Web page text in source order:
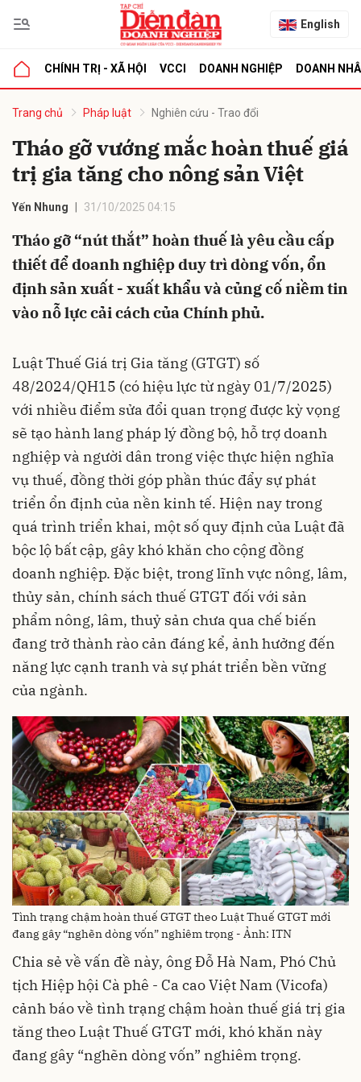
English
CHÍNH TRỊ - XÃ HỘI VCCI DOANH NGHIỆP DOANH
Trang chủ Pháp luật Nghiên cứu - Trao đổi
Tháo gỡ vướng mắc hoàn thuế giá
trị gia tăng cho nông sản Việt
Yến Nhung 31/10/2025 04:15
Tháo gỡ “nút thắt” hoàn thuế là yêu cầu cấp
thiết để doanh nghiệp duy trì dòng vốn, ổn
định sản xuất - xuất khẩu và củng cố niềm tin
vào nỗ lực cải cách của Chính phủ.
Luật Thuế Giá trị Gia tăng (GTGT) số
48/2024/QH15 (có hiệu lực từ ngày 01/7/2025)
với nhiều điểm sửa đổi quan trọng được kỳ vọng
sẽ tạo hành lang pháp lý đồng bộ, hỗ trợ doanh
nghiệp và người dân trong việc thực hiện nghĩa
vụ thuế, đồng thời góp phần thúc đẩy sự phát
triển ổn định của nền kinh tế. Hiện nay trong
quá trình triển khai, một số quy định của Luật đã
bộc lộ bất cập, gây khó khăn cho cộng đồng
doanh nghiệp. Đặc biệt, trong lĩnh vực nông, lâm,
thủy sản, chính sách thuế GTGT đối với sản
phẩm nông, lâm, thuỷ sản chưa qua chế biến
đang trở thành rào cản đáng kể, ảnh hưởng đến
năng lực cạnh tranh và sự phát triển bền vững
của ngành.
Tình trạng chậm hoàn thuế GTGT theo Luật Thuế GTGT mới
đang gây “nghẽn dòng vốn” nghiêm trọng - Ảnh: ITN
Chia sẻ về vấn đề này, ông Đỗ Hà Nam, Phó Chủ
tịch Hiệp hội Cà phê - Ca cao Việt Nam (Vicofa)
cảnh báo về tình trạng chậm hoàn thuế giá trị gia
tăng theo Luật Thuế GTGT mới, khó khăn này
đang gây “nghẽn dòng vốn” nghiêm trọng.
luận
Hủy